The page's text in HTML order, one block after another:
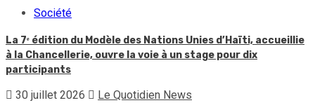
Société
La 7ᵉ édition du Modèle des Nations Unies d’Haïti, accueillie
à la Chancellerie, ouvre la voie à un stage pour dix
participants
30 juillet 2026 Le Quotidien News